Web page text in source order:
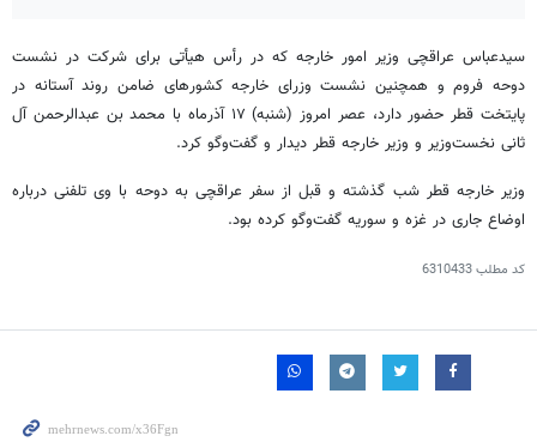
سیدعباس عراقچی وزیر امور خارجه که در رأس هیأتی برای شرکت در نشست
دوحه فرومو همچنین نشست وزرای خارجه کشورهای ضامن روند آستانه در
پایتخت قطر حضور دارد، عصر امروز (شنبه) ۱۷ آذرماه با محمد بن عبدالرحمن آل
ثانی نخست‌وزیر و وزیر خارجه قطر دیدار و گفت‌وگو کرد.
وزیر خارجه قطر شب گذشته و قبل از سفر عراقچی به دوحه با وی تلفنی درباره
اوضاع جاری در غزه و سوریه گفت‌وگو کرده بود.
کد مطلب6310433